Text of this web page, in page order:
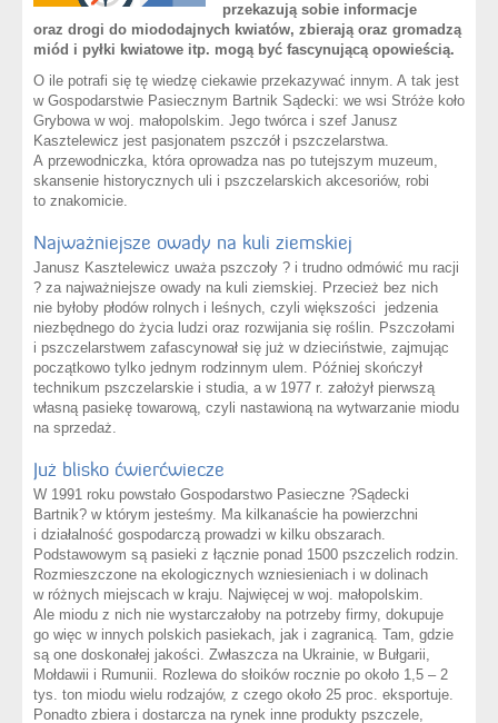
przekazują sobie informacje
oraz drogi do miododajnych kwiatów, zbierają oraz gromadzą
miód i pyłki kwiatowe itp. mogą być fascynującą opowieścią.
O ile potrafi się tę wiedzę ciekawie przekazywać innym. A tak jest
w Gospodarstwie Pasiecznym Bartnik Sądecki: we wsi Stróże koło
Grybowa w woj. małopolskim. Jego twórca i szef Janusz
Kasztelewicz jest pasjonatem pszczół i pszczelarstwa.
A przewodniczka, która oprowadza nas po tutejszym muzeum,
skansenie historycznych uli i pszczelarskich akcesoriów, robi
to znakomicie.
Najważniejsze owady na kuli ziemskiej
Janusz Kasztelewicz uważa pszczoły ? i trudno odmówić mu racji
? za najważniejsze owady na kuli ziemskiej. Przecież bez nich
nie byłoby płodów rolnych i leśnych, czyli większości jedzenia
niezbędnego do życia ludzi oraz rozwijania się roślin. Pszczołami
i pszczelarstwem zafascynował się już w dzieciństwie, zajmując
początkowo tylko jednym rodzinnym ulem. Później skończył
technikum pszczelarskie i studia, a w 1977 r. założył pierwszą
własną pasiekę towarową, czyli nastawioną na wytwarzanie miodu
na sprzedaż.
Już blisko ćwierćwiecze
W 1991 roku powstało Gospodarstwo Pasieczne ?Sądecki
Bartnik? w którym jesteśmy. Ma kilkanaście ha powierzchni
i działalność gospodarczą prowadzi w kilku obszarach.
Podstawowym są pasieki z łącznie ponad 1500 pszczelich rodzin.
Rozmieszczone na ekologicznych wzniesieniach i w dolinach
w różnych miejscach w kraju. Najwięcej w woj. małopolskim.
Ale miodu z nich nie wystarczałoby na potrzeby firmy, dokupuje
go więc w innych polskich pasiekach, jak i zagranicą. Tam, gdzie
są one doskonałej jakości. Zwłaszcza na Ukrainie, w Bułgarii,
Mołdawii i Rumunii. Rozlewa do słoików rocznie po około 1,5 – 2
tys. ton miodu wielu rodzajów, z czego około 25 proc. eksportuje.
Ponadto zbiera i dostarcza na rynek inne produkty pszczele,